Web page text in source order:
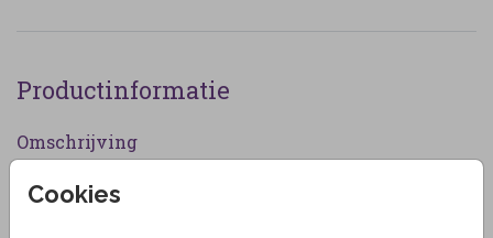
Cookies
Productinformatie
Omschrijving
Rouwkaart voor een overleden kindje met ballon en